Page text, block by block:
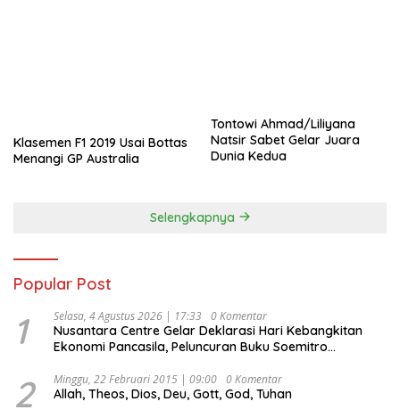
Klasemen F1 2019 Usai Bottas
Menangi GP Australia
Tontowi Ahmad/Liliyana
Natsir Sabet Gelar Juara
Dunia Kedua
Selengkapnya
Popular Post
1 Selasa, 4 Agustus 2026 | 17:33 0 Komentar
Nusantara Centre Gelar Deklarasi Hari Kebangkitan
Ekonomi Pancasila, Peluncuran Buku Soemitro
Ekonomi Politik Indonesia) & Simposium Nasional
“Urgensi Undang-Undang Perekonomian Nasional dan
2 Minggu, 22 Februari 2015 | 09:00 0 Komentar
Allah, Theos, Dios, Deu, Gott, God, Tuhan